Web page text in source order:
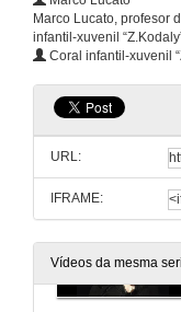
Marco Lucato, profesor
infantil-xuvenil
Coral infantil-xuvenil
URL:
IFRAME:
Vídeos da mesma